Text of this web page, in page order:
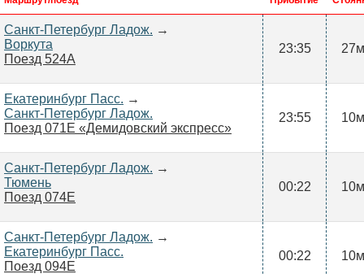
Санкт-Петербург Ладож. →
Воркута
Поезд 524А
23:35 27м
Екатеринбург Пасс. →
Санкт-Петербург Ладож.
Поезд 071Е «Демидовский экспресс»
23:55 10м
Санкт-Петербург Ладож. →
Тюмень
Поезд 074Е
00:22 10м
Санкт-Петербург Ладож. →
Екатеринбург Пасс.
Поезд 094Е
00:22 10м